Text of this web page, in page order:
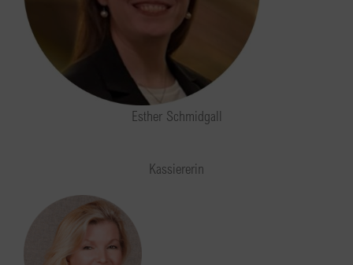
Esther Schmidgall
Kassiererin